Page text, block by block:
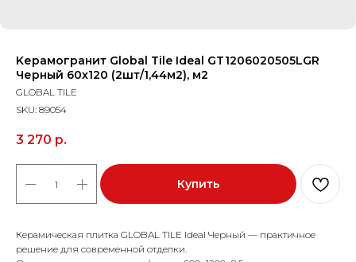
Kерамогранит Global Tile Ideal GT1206020505LGR
Черный 60x120 (2шт/1,44м2), м2
GLOBAL TILE
SKU: 89054
3 270 р.
Купить
Керамическая плитка GLOBAL TILE Ideal Черный — практичное
решение для современной отделки.